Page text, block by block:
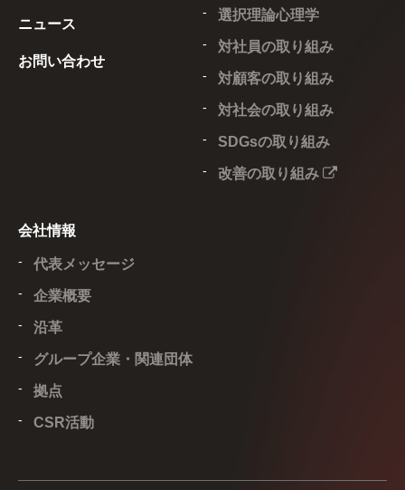
ニュース
お問い合わせ
選択理論心理学
対社員の取り組み
対顧客の取り組み
対社会の取り組み
SDGsの取り組み
改善の取り組み
会社情報
代表メッセージ
企業概要
沿革
グループ企業・関連団体
拠点
CSR活動